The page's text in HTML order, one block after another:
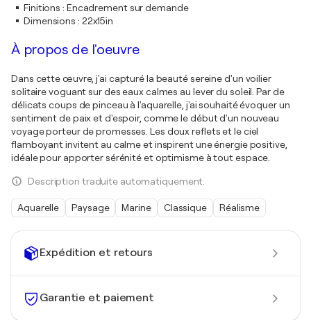
Expédition et retours
Garantie et paiement
Finitions : Encadrement sur demande
Dimensions : 22x15in
À propos de l'oeuvre
Dans cette œuvre, j'ai capturé la beauté sereine d'un voilier
solitaire voguant sur des eaux calmes au lever du soleil. Par de
délicats coups de pinceau à l'aquarelle, j'ai souhaité évoquer un
sentiment de paix et d'espoir, comme le début d'un nouveau
voyage porteur de promesses. Les doux reflets et le ciel
flamboyant invitent au calme et inspirent une énergie positive,
idéale pour apporter sérénité et optimisme à tout espace.
Description traduite automatiquement.
Aquarelle Paysage Marine Classique Réalisme